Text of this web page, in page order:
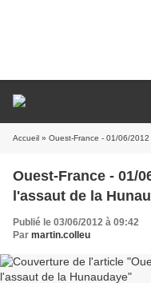
Accueil » Ouest-France - 01/06/
Ouest-France - 01/
l'assaut de la
Publié le 03/06/2012 à 09:42
Par martin.colleu